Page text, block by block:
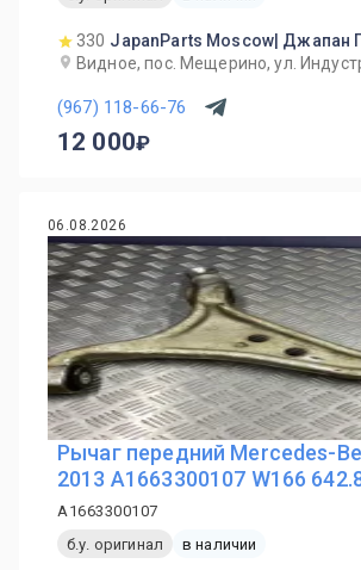
330 JapanParts Moscow| Джапан
Видное, пос. Мещерино, ул.
(967) 118-66-76
12 000
06.08.2026
Рычаг передний Mercedes-
2013 A1663300107 W166
A1663300107
б.у. оригинал
в наличии